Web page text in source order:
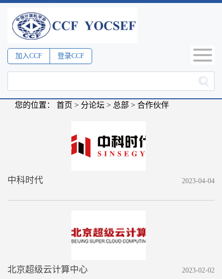
加入CCF 登录CCF
您的位置： 首页 > 分论坛 > 总部 > 合作伙伴
中科时代 2023-04-04
北京超级云计算中心 2023-02-02